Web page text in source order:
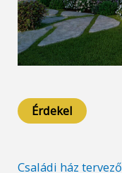
Érdekel
Családi ház tervező